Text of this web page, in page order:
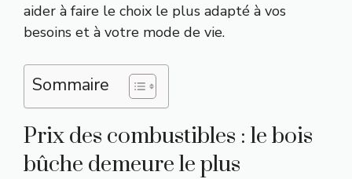
aider à faire le choix le plus adapté à vos
besoins et à votre mode de vie.
Sommaire
Prix des combustibles : le bois
bûche demeure le plus